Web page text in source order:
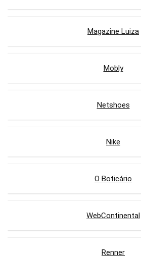
Magazine Luiza
Mobly
Netshoes
Nike
O Boticário
WebContinental
Renner